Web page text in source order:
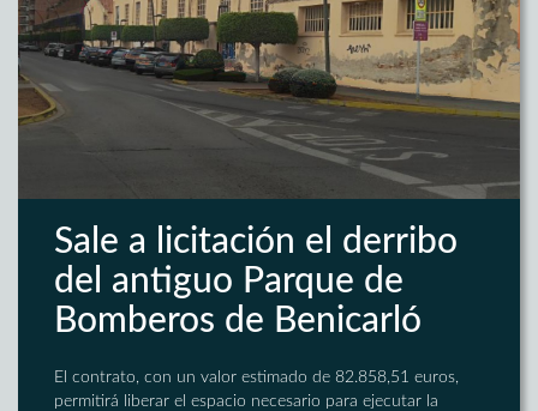
Sale a licitación el derribo
del antiguo Parque de
Bomberos de Benicarló
El contrato, con un valor estimado de 82.858,51 euros,
permitirá liberar el espacio necesario para ejecutar la